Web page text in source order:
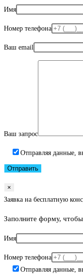
Имя
Номер телефона
Ваш email
Ваш запрос
Отправляя данные,
×
Заявка на бесплатную
Заполните форму,
Имя
Номер телефона
Отправляя данные,